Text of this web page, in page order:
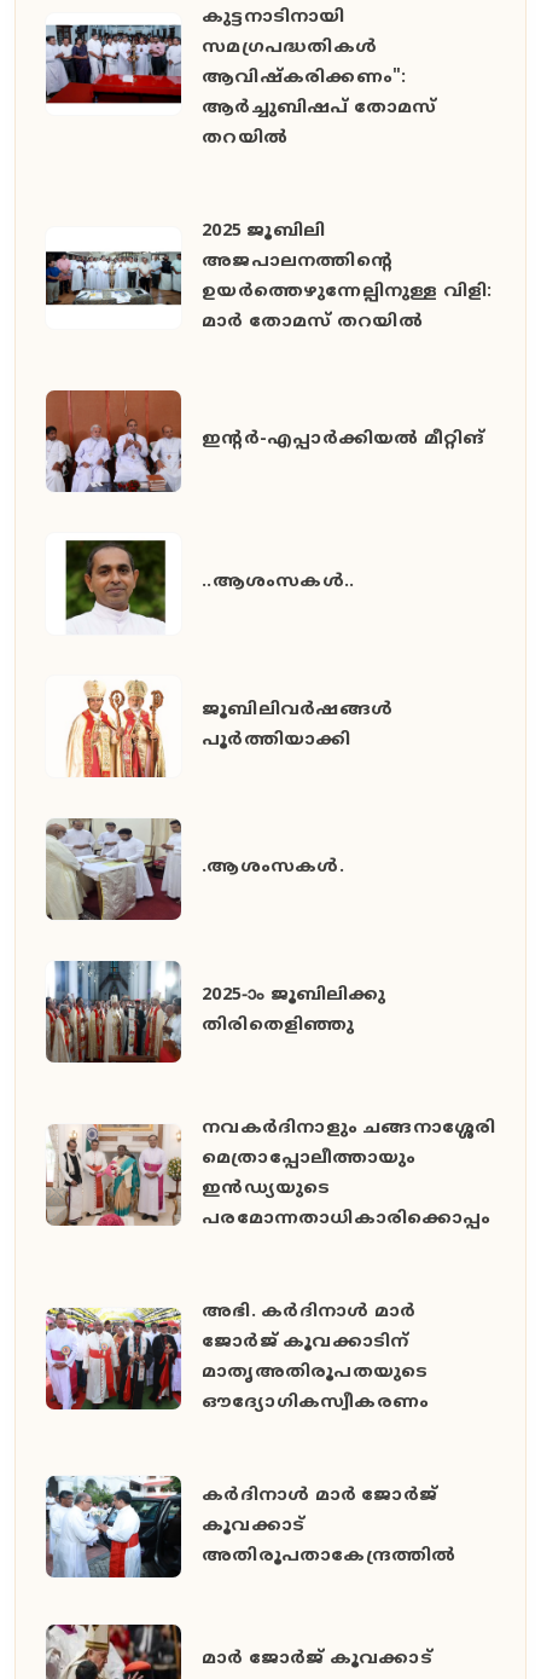
കുട്ടനാടിനായി
സമഗ്രപദ്ധതികൾ
ആവിഷ്കരിക്കണം":
ആർച്ചുബിഷപ് തോമസ്
തറയിൽ
2025 ജൂബിലി
അജപാലനത്തിന്റെ
ഉയർത്തെഴുന്നേല്പിനുള്ള വിളി:
മാർ തോമസ് തറയിൽ
ഇൻ്റർ-എപ്പാർക്കിയൽ മീറ്റിങ്
..ആശംസകൾ..
ജൂബിലിവർഷങ്ങൾ
പൂർത്തിയാക്കി
.ആശംസകൾ.
2025-ാം ജൂബിലിക്കു
തിരിതെളിഞ്ഞു
നവകർദിനാളും ചങ്ങനാശ്ശേരി
മെത്രാപ്പോലീത്തായും
ഇൻഡ്യയുടെ
പരമോന്നതാധികാരിക്കൊപ്പം
അഭി. കർദിനാൾ മാർ
ജോർജ് കൂവക്കാടിന്
മാതൃഅതിരൂപതയുടെ
ഔദ്യോഗികസ്വീകരണം
കർദിനാൾ മാർ ജോർജ്
കൂവക്കാട്
അതിരൂപതാകേന്ദ്രത്തിൽ
മാർ ജോർജ് കൂവക്കാട്